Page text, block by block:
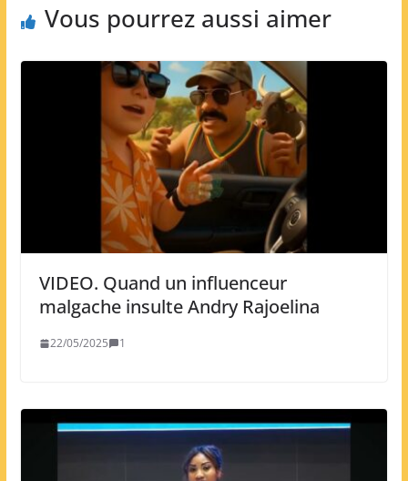
Vous pourrez aussi aimer
VIDEO. Quand un influenceur
malgache insulte Andry Rajoelina
22/05/2025 1